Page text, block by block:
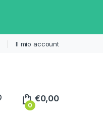
Il mio account
0
€0,00